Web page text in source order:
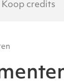
Koop credits